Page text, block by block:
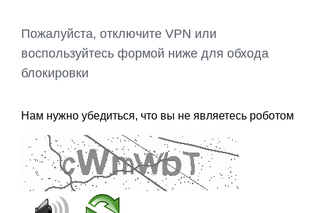
Пожалуйста, отключите VPN или
воспользуйтесь формой ниже для обхода
блокировки
Нам нужно убедиться, что вы не являетесь роботом